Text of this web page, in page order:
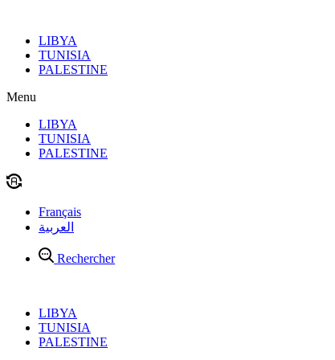
contenuLIBYA
TUNISIA
PALESTINE
Menu
LIBYA
TUNISIA
PALESTINE
Français
العربية
Rechercher
LIBYA
TUNISIA
PALESTINE